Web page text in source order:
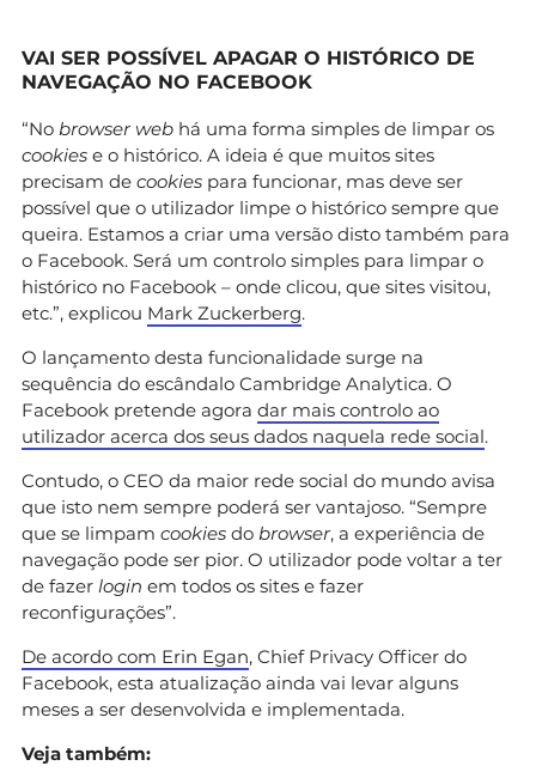
VAI SER POSSÍVEL APAGAR O HISTÓRICO DE
NAVEGAÇÃO NO FACEBOOK
“No browser web há uma forma simples de limpar os
cookies e o histórico. A ideia é que muitos sites
precisam de cookies para funcionar, mas deve ser
possível que o utilizador limpe o histórico sempre que
queira. Estamos a criar uma versão disto também para
o Facebook. Será um controlo simples para limpar o
histórico no Facebook – onde clicou, que sites visitou,
etc.”, explicou Mark Zuckerberg.
O lançamento desta funcionalidade surge na
sequência do escândalo Cambridge Analytica. O
Facebook pretende agora dar mais controlo ao
utilizador acerca dos seus dados naquela rede social.
Contudo, o CEO da maior rede social do mundo avisa
que isto nem sempre poderá ser vantajoso. “Sempre
que se limpam cookies do browser, a experiência de
navegação pode ser pior. O utilizador pode voltar a ter
de fazer login em todos os sites e fazer
reconfigurações”.
De acordo com Erin Egan, Chief Privacy Officer do
Facebook, esta atualização ainda vai levar alguns
meses a ser desenvolvida e implementada.
Veja também: